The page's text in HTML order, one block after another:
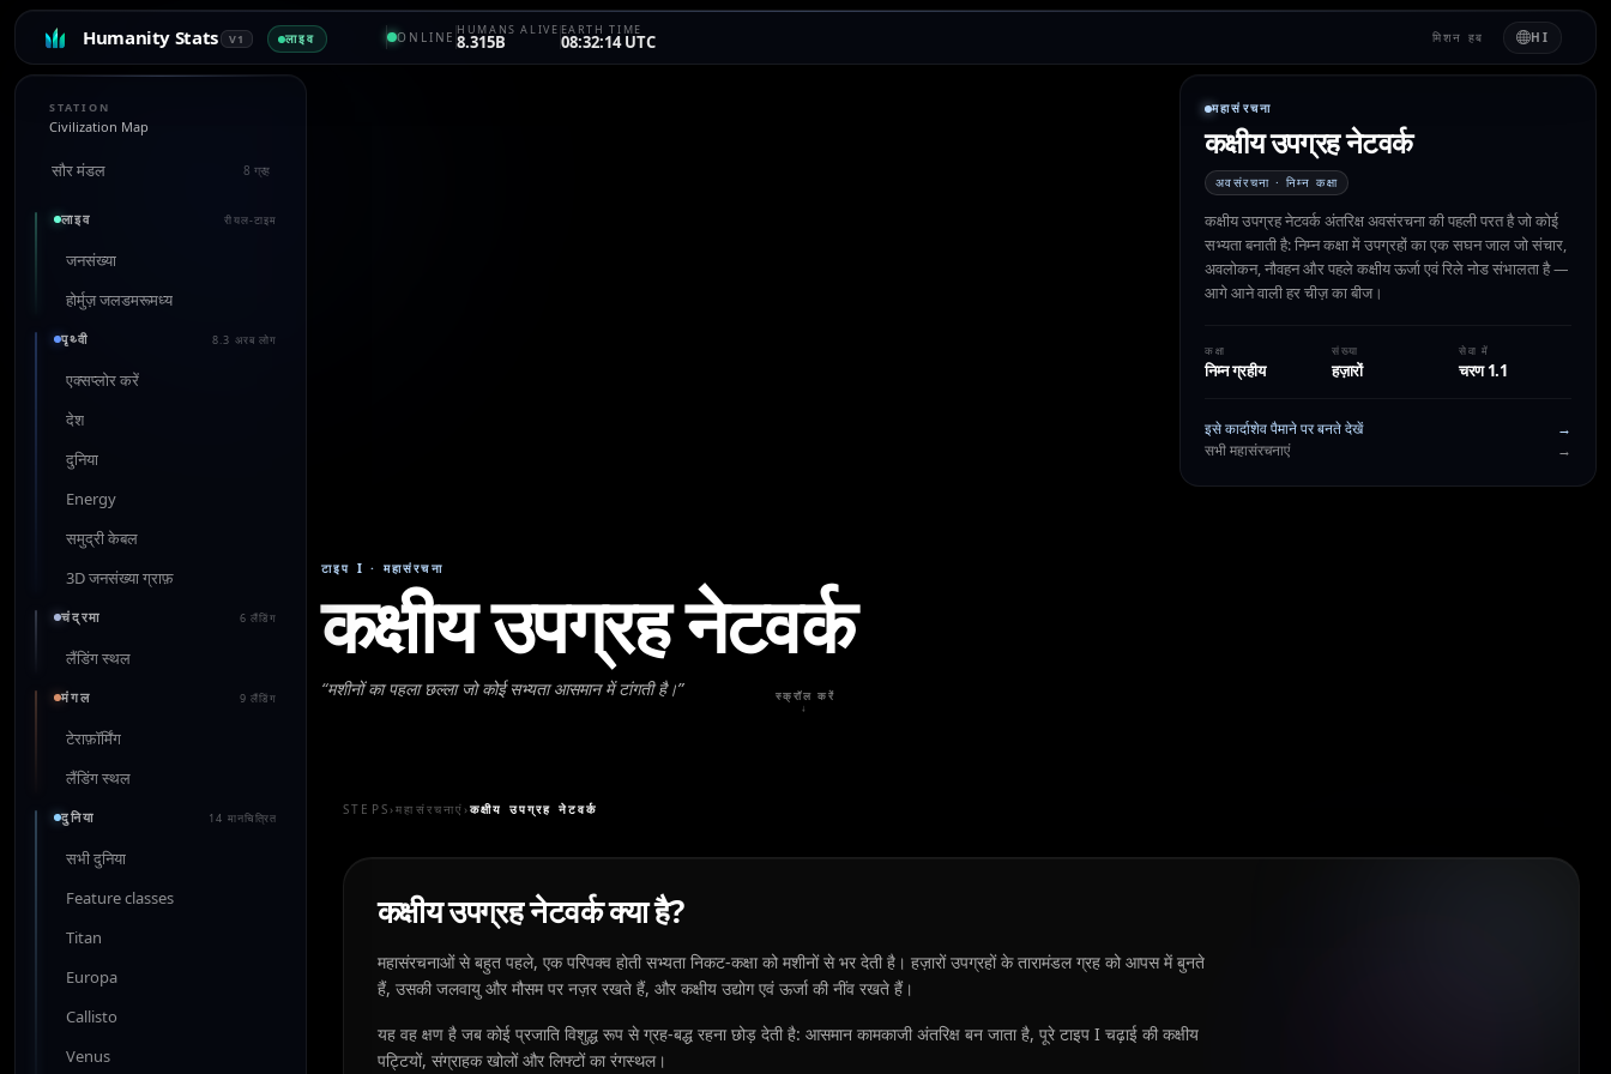
Humanity Stats V1 लाइव ONLINE HUMANS ALIVE
8.315B
EARTH TIME
08:32:14 UTC मिशन हब HI
STATION
Civilization Map
सौर मंडल 8 ग्रह
लाइव रीयल-टाइम
जनसंख्या
होर्मुज़ जलडमरूमध्य
पृथ्वी 8.3 अरब लोग
एक्सप्लोर करें
देश
दुनिया
Energy
समुद्री केबल
3D जनसंख्या ग्राफ़
चंद्रमा 6 लैंडिंग
लैंडिंग स्थल
मंगल 9 लैंडिंग
टेराफ़ॉर्मिंग
लैंडिंग स्थल
दुनिया 14 मानचित्रित
सभी दुनिया
Feature classes
Titan
Europa
Callisto
Venus
टाइप I · महासंरचना
कक्षीय उपग्रह नेटवर्क
“मशीनों का पहला छल्ला जो कोई सभ्यता आसमान में टांगती है।”
स्क्रॉल करें
↓
महासंरचना
कक्षीय उपग्रह नेटवर्क
अवसंरचना · निम्न कक्षा
कक्षीय उपग्रह नेटवर्क अंतरिक्ष अवसंरचना की पहली परत है जो कोई
सभ्यता बनाती है: निम्न कक्षा में उपग्रहों का एक सघन जाल जो संचार,
अवलोकन, नौवहन और पहले कक्षीय ऊर्जा एवं रिले नोड संभालता है —
आगे आने वाली हर चीज़ का बीज।
कक्षा
निम्न ग्रहीय
संख्या
हज़ारों
सेवा में
चरण 1.1
इसे कार्दाशेव पैमाने पर बनते देखें
→
सभी महासंरचनाएं
→
STEPS ›महासंरचनाएं ›कक्षीय उपग्रह नेटवर्क
कक्षीय उपग्रह नेटवर्क क्या है?
महासंरचनाओं से बहुत पहले, एक परिपक्व होती सभ्यता निकट-कक्षा को मशीनों से भर देती है। हज़ारों उपग्रहों के तारामंडल ग्रह को आपस में बुनते
हैं, उसकी जलवायु और मौसम पर नज़र रखते हैं, और कक्षीय उद्योग एवं ऊर्जा की नींव रखते हैं।
यह वह क्षण है जब कोई प्रजाति विशुद्ध रूप से ग्रह-बद्ध रहना छोड़ देती है: आसमान कामकाजी अंतरिक्ष बन जाता है, पूरे टाइप I चढ़ाई की कक्षीय
पट्टियों, संग्राहक खोलों और लिफ्टों का रंगस्थल।